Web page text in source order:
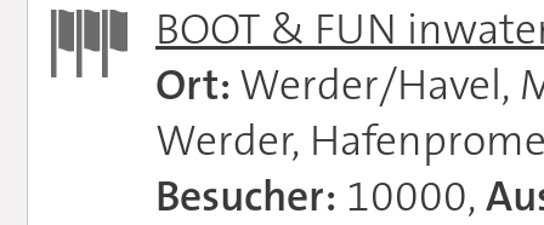
BOOT & FUN
Ort: Werder/Havel,
Werder,
Besucher: 10000,